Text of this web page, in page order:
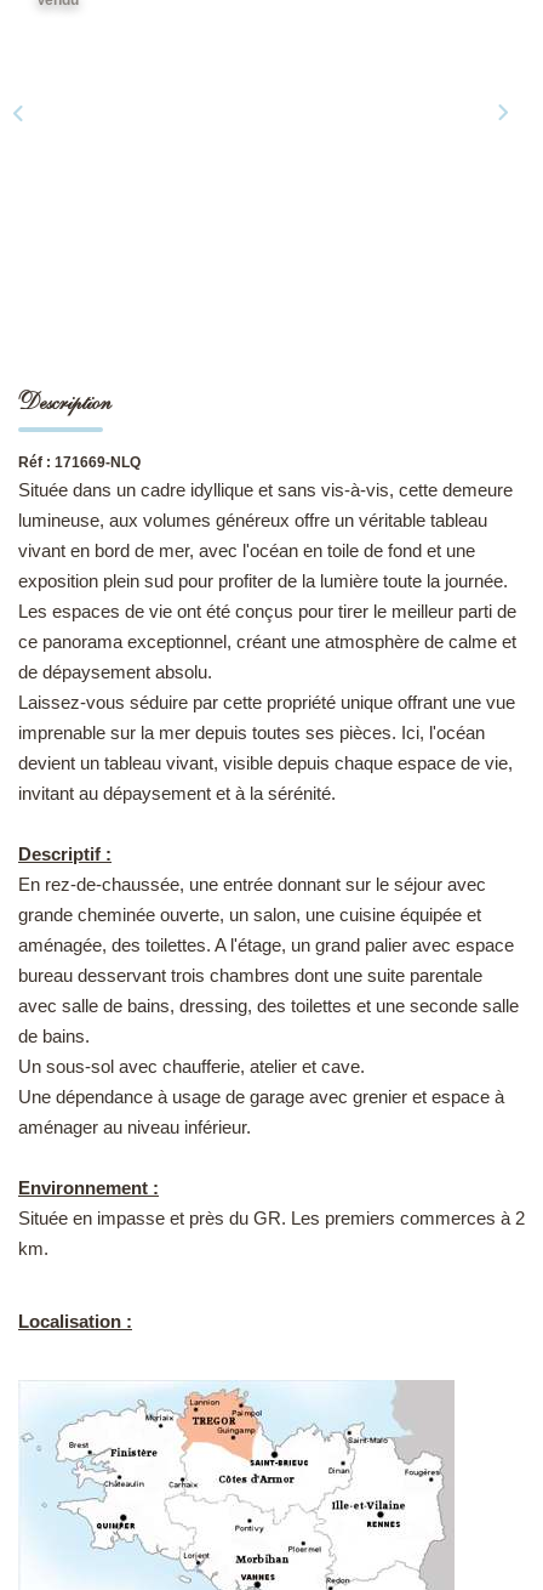
CONTACT
EN
Description
Réf : 171669-NLQ
Située dans un cadre idyllique et sans vis-à-vis, cette demeure
lumineuse, aux volumes généreux offre un véritable tableau
vivant en bord de mer, avec l'océan en toile de fond et une
exposition plein sud pour profiter de la lumière toute la journée.
Les espaces de vie ont été conçus pour tirer le meilleur parti de
ce panorama exceptionnel, créant une atmosphère de calme et
de dépaysement absolu.
Laissez-vous séduire par cette propriété unique offrant une vue
imprenable sur la mer depuis toutes ses pièces. Ici, l'océan
devient un tableau vivant, visible depuis chaque espace de vie,
invitant au dépaysement et à la sérénité.
Descriptif :
En rez-de-chaussée, une entrée donnant sur le séjour avec
grande cheminée ouverte, un salon, une cuisine équipée et
aménagée, des toilettes. A l'étage, un grand palier avec espace
bureau desservant trois chambres dont une suite parentale
avec salle de bains, dressing, des toilettes et une seconde salle
de bains.
Un sous-sol avec chaufferie, atelier et cave.
Une dépendance à usage de garage avec grenier et espace à
aménager au niveau inférieur.
Environnement :
Située en impasse et près du GR. Les premiers commerces à 2
km.
Localisation :